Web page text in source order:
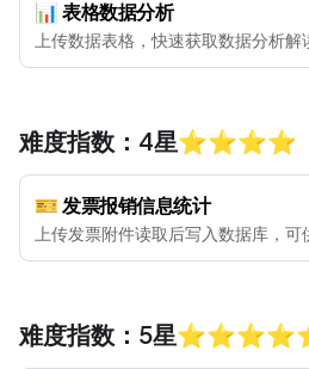
📊 表格数据分析
上传数据表格，快速获取数据分析解
难度指数：4星⭐️⭐️⭐️⭐️
🎫 发票报销信息统计
上传发票附件读取后写入数据库，可
难度指数：5星